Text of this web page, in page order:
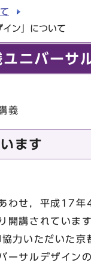
ン」について
ニバーサ
義
ます
わせ，平成17年
開講されています
力いただいた京
ーサルデザイン